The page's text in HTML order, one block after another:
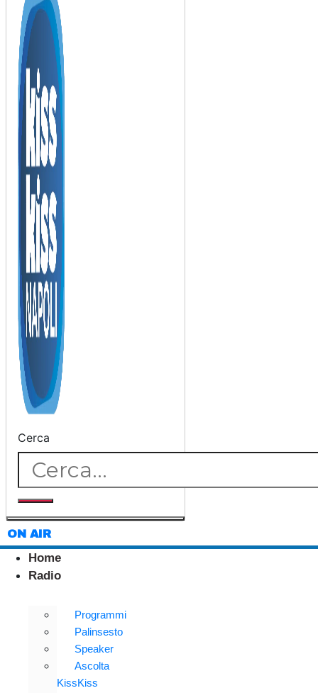
Cerca
ON AIR
Home
Radio
Programmi
Palinsesto
Speaker
Ascolta
KissKiss